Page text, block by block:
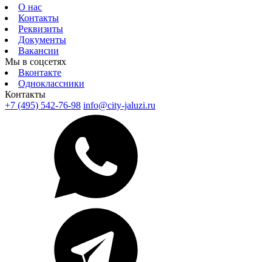
О нас
Контакты
Реквизиты
Документы
Вакансии
Мы в соцсетях
Вконтакте
Одноклассники
Контакты
+7 (495) 542-76-98 info@city-jaluzi.ru